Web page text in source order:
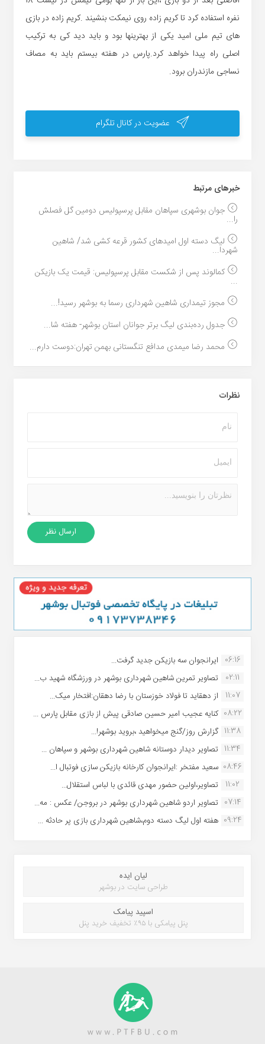
نفره استفاده کرد تا کریم زاده روی نیمکت بنشیند .کریم زاده در بازی
های تیم ملی امید یکی از بهترینها بود و باید دید کی به ترکیب
اصلی راه پیدا خواهد کرد.پارس در هفته بیستم باید به مصاف
نساجی مازندران برود.
عضویت در کانال تلگرام
خبر‌های مرتبط
جوان بوشهری سپاهان مقابل پرسپولیس دومین گل فصلش
را...
لیگ دسته اول امیدهای کشور قرعه کشی شد/ شاهین
شهردا...
کمالوند پس از شکست مقابل پرسپولیس: قیمت یک بازیکن
...
مجوز تیمداری شاهین شهرداری رسما به بوشهر رسید!...
جدول رده‌بندی لیگ برتر جوانان استان بوشهر- هفته شا...
محمد رضا میمدی مدافع تنگستانی بهمن تهران:دوست دارم...
نظرات
06:16 ایرانجوان سه بازیکن جدید گرفت...
02:11
تصاویر تمرین شاهین شهردارى بوشهر در ورزشگاه شهید ب...
11:07
از دهقاید تا فولاد خوزستان با رضا دهقان:افتخار میک...
08:22 کنایه عجیب امیر حسین صادقی پیش از بازی مقابل پارس ...
11:38 گزارش روز/گنج میخواهید ،بروید بوشهر!...
11:34 تصاویر دیدار دوستانه شاهین شهردارى بوشهر و سپاهان ...
08:46 سعید مفتخر :ایرانجوان کارخانه بازیکن سازی فوتبال ا...
11:02
تصاویر،اولین حضور مهدی قائدی با لباس استقلال...
07:14 تصاویر اردو شاهین شهرداری بوشهر در بروجن/ عکس : مه...
09:24 هفته اول لیگ دسته دوم،شاهین شهرداری بازی پر حادثه ...
لیان ایده
طراحی سایت در بوشهر
اسپید پیامک
پنل پیامکی با ۹۵٪ تخفیف خرید پنل